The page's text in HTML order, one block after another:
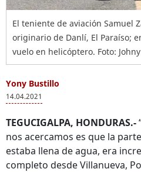
El teniente de aviación Samuel
originario de Danlí, El Paraíso;
vuelo en helicóptero. Foto:
Yony Bustillo
14.04.2021
TEGUCIGALPA, HONDURAS.-
nos acercamos es que la
estaba llena de agua, era
completo desde Villanueva,